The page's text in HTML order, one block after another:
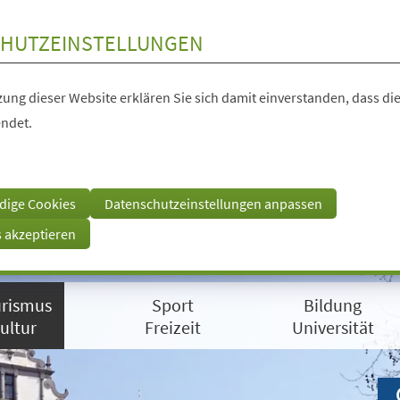
dieser Website erklären Sie sich damit einverstanden, dass
Cookies
Datenschutzeinstellungen anpassen
akzeptieren
Sport
Freizeit
Bildung
Universität